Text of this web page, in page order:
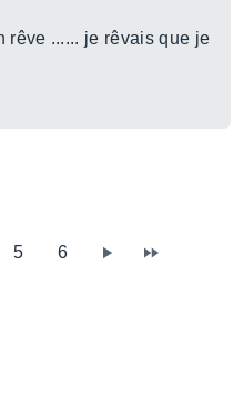
rêve ...... je rêvais que je
5 6